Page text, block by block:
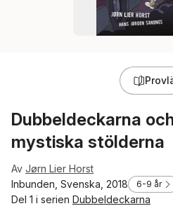
Dubbeldeckarna
mystiska stölderna
Av Jørn Lier Horst
Inbunden, Svenska, 2018
6-9 år
Del 1 i serien Dubbeldeckarna